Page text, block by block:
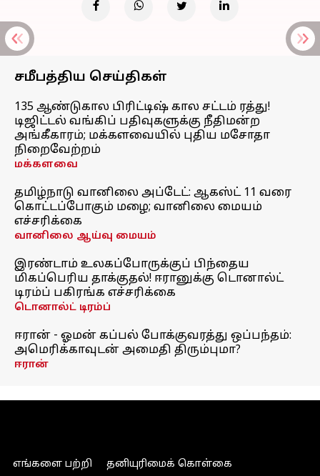
சமீபத்திய செய்திகள்
135 ஆண்டுகால பிரிட்டிஷ் கால சட்டம் ரத்து!
டிஜிட்டல் வங்கிப் பதிவுகளுக்கு நீதிமன்ற
அங்கீகாரம்; மக்களவையில் புதிய மசோதா
நிறைவேற்றம்
மக்களவை
தமிழ்நாடு வானிலை அப்டேட்: ஆகஸ்ட் 11 வரை
கொட்டப்போகும் மழை; வானிலை மையம்
எச்சரிக்கை
வானிலை ஆய்வு மையம்
இரண்டாம் உலகப்போருக்குப் பிந்தைய
மிகப்பெரிய தாக்குதல்! ஈரானுக்கு டொனால்ட்
டிரம்ப் பகிரங்க எச்சரிக்கை
டொனால்ட் டிரம்ப்
ஈரான் - ஓமன் கப்பல் போக்குவரத்து ஒப்பந்தம்:
அமெரிக்காவுடன் அமைதி திரும்புமா?
ஈரான்
எங்களை பற்றி தனியுரிமைக் கொள்கை